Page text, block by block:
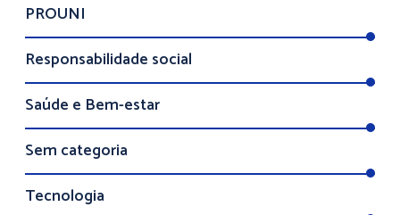
PROUNI
Responsabilidade social
Saúde e Bem-estar
Sem categoria
Tecnologia